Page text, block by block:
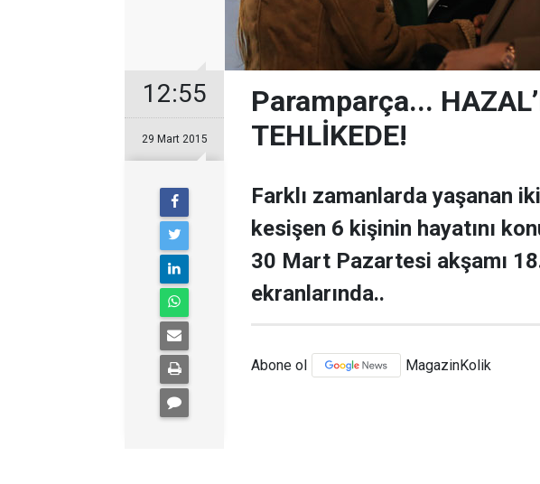
12:55
29 Mart 2015
Paramparça...
TEHLİKEDE!
Farklı zamanlarda yaşanan
kesişen 6 kişinin hayatını
30 Mart Pazartesi akşamı
ekranlarında..
Abone ol MagazinKolik